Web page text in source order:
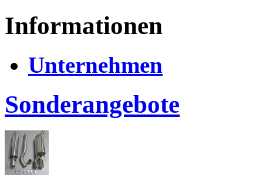
Informationen
Unternehmen
Sonderangebote